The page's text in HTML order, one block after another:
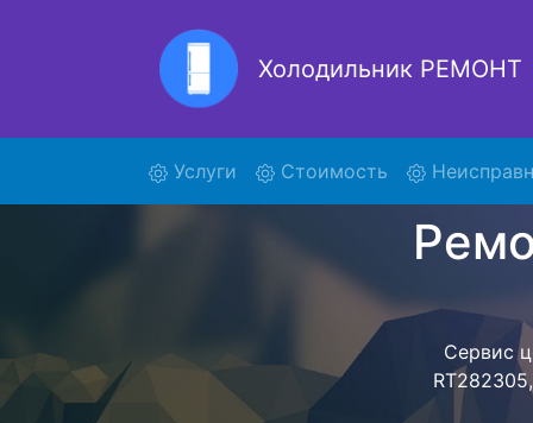
Холодильник РЕМОНТ
Услуги (current)Стоимость
Ремонт
поиски
RT282305 и
мастера
Перечень